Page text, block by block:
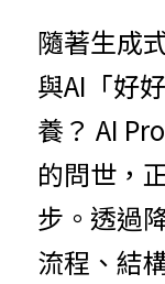
隨著生成
與AI「好
養？ AI
的問世，
步。透過
流程、結